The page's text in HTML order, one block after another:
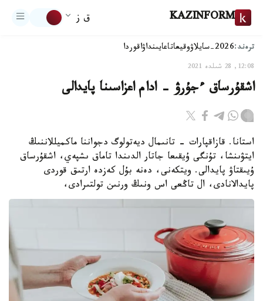
KAZINFORM ق ز
ترەند:2026-سايلاۋ وقيعاتاعايىنداۋاقوردا
12:08, 28 شىلدە 2021
اشقۇرساق ءجۇرۋ - ادام اعزاسىنا پايدالى
استانا. قازاقپارات - تانىمال ديەتولوگ دجواننا ماكميللاننىڭ
ايتۋىنشا، تۇنگى ۇيقىعا جاتار الدىندا تاماق ىشپەي، اشقۇرساق
ۇيىقتاۋ پايدالى. ويتكەنى، دەنە بۇل كەزدە ارتىق قوردى
پايدالانادى، ال تاڭعى اس ونىڭ ورنىن تولتىرادى،